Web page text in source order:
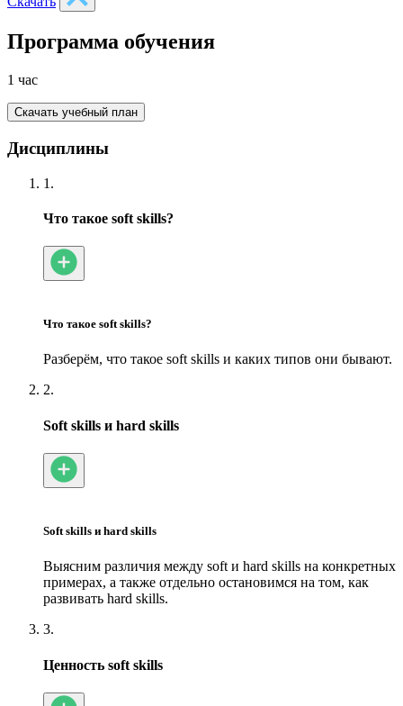
Программа обучения
1 час
Скачать учебный план
Дисциплины
1.
Что такое soft skills?
Что такое soft skills?
Разберём, что такое soft skills и каких типов они бывают.
2.
Soft skills и hard skills
Soft skills и hard skills
Выясним различия между soft и hard skills на конкретных
примерах, а также отдельно остановимся на том, как
развивать hard skills.
3.
Ценность soft skills